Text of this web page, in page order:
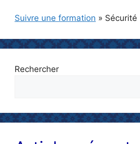
Suivre une formation » Sécurité
Rechercher